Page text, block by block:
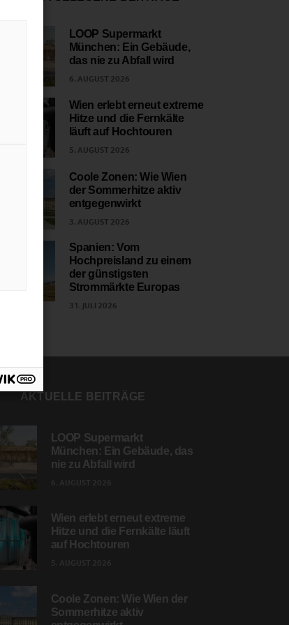
LOOP Supermarkt
München: Ein Gebäude,
das nie zu Abfall wird
6. AUGUST 2026
Wien erlebt erneut extreme
Hitze und die Fernkälte
läuft auf Hochtouren
5. AUGUST 2026
Coole Zonen: Wie Wien
der Sommerhitze aktiv
entgegenwirkt
3. AUGUST 2026
Spanien: Vom
Hochpreisland zu einem
der günstigsten
Strommärkte Europas
31. JULI 2026
AKTUELLE BEITRÄGE
LOOP Supermarkt
München: Ein Gebäude, das
nie zu Abfall wird
Wien erlebt erneut extreme
Hitze und die Fernkälte läuft
auf Hochtouren
Coole Zonen: Wie Wien der
Sommerhitze aktiv